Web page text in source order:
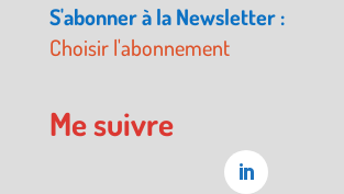
S'abonner à la Newsletter :
Choisir l'abonnement
Me suivre